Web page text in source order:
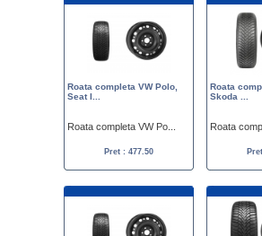
Roata completa VW Polo,
Seat I...
Roata completa VW Po...
Pret : 477.50
Roata
Skoda ...
Roata